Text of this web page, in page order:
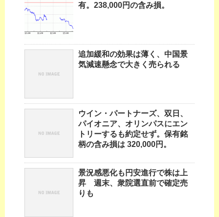
有。238,000円の含み損。
追加緩和の効果は薄く、中国景
気減速懸念で大きく売られる
ウイン・パートナーズ、双日、
パイオニア、オリンパスにエン
トリーするも約定せず。保有銘
柄の含み損は 320,000円。
景況感悪化も円安進行で株は上
昇 週末、衆院選直前で確定売
りも